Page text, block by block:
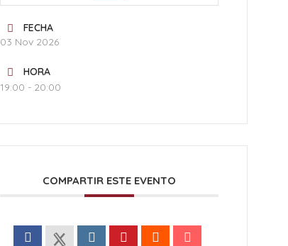
FECHA
03 Nov 2026
HORA
19:00 - 20:00
COMPARTIR ESTE EVENTO